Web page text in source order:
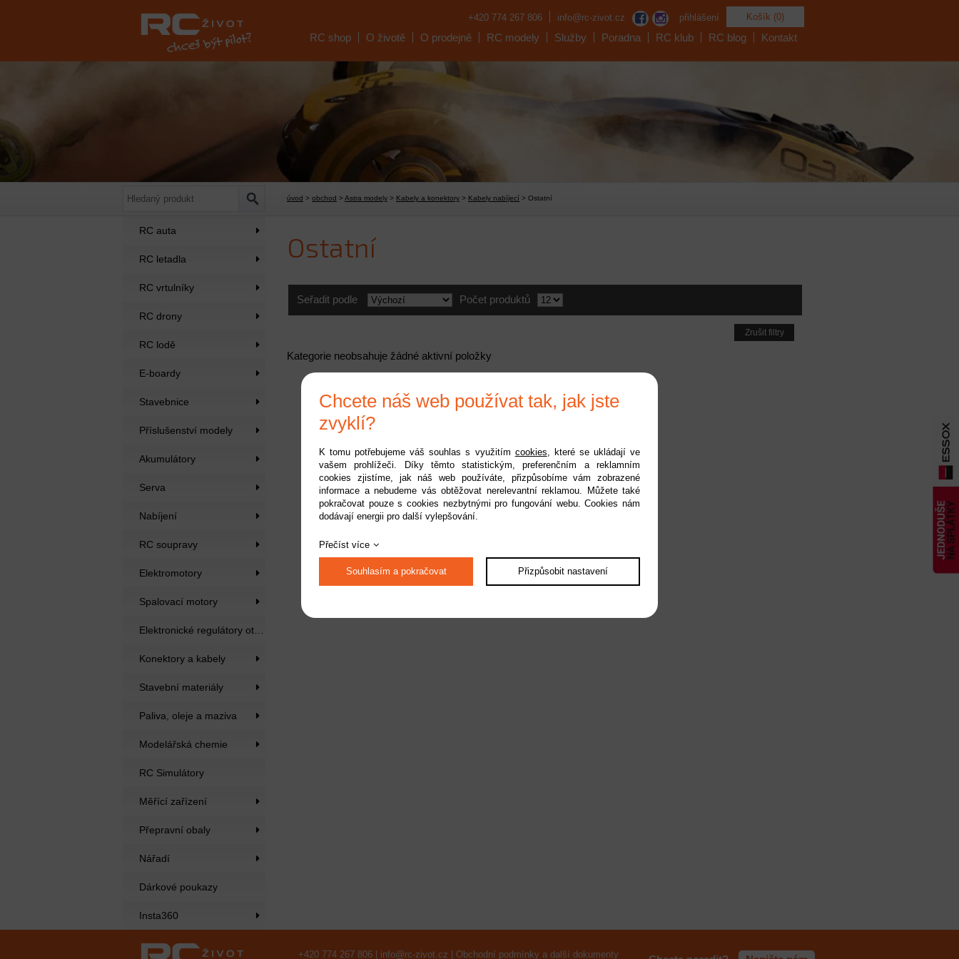
Košík (0)
přihlášení
+420 774 267 806 info@rc-zivot.cz
RC shop O životě O prodejně RC modely Služby Poradna RC klub RC blog Kontakt
úvod > obchod >Astra modely > Kabely a konektory > Kabely nabíjecí > Ostatní
RC auta
RC letadla
RC vrtulníky
RC drony
RC lodě
E-boardy
Stavebnice
Příslušenství modely
Akumulátory
Serva
Nabíjení
RC soupravy
Elektromotory
Spalovací motory
Konektory a kabely
Stavební materiály
Paliva, oleje a maziva
Modelářská chemie
RC Simulátory
Měřící zařízení
Přepravní obaly
Nářadí
Dárkové poukazy
Insta360
Ostatní
Seřadit podle Počet produktů
Zrušit filtry
Kategorie neobsahuje žádné aktivní položky
+420 774 267 806 | info@rc-zivot.cz Obchodní podmínky a další dokumenty
Chcete náš web používat tak, jak jste
zvyklí?
K tomu potřebujeme váš souhlas s využitím cookies , které se ukládají ve
vašem prohlížeči. Díky těmto statistickým, preferenčním a reklamním
cookies zjistíme, jak náš web používáte, přizpůsobíme vám zobrazené
informace a nebudeme vás obtěžovat nerelevantní reklamou. Můžete také
pokračovat pouze s cookies nezbytnými pro fungování webu. Cookies nám
dodávají energii pro další vylepšování.
Přečíst více
Souhlasím a pokračovat Přizpůsobit nastavení